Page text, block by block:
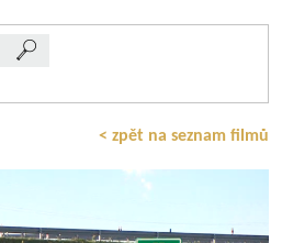
< zpět na seznam filmů